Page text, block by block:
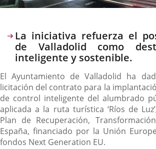
Descripción
La iniciativa refuerza el
de Valladolid como
inteligente y sostenible.
El Ayuntamiento de Valladolid ha
licitación del contrato para la
de control inteligente del alumbrado
aplicada a la ruta turística ‘Ríos de
Plan de Recuperación,
España, financiado por la Unión
fondos Next Generation EU.